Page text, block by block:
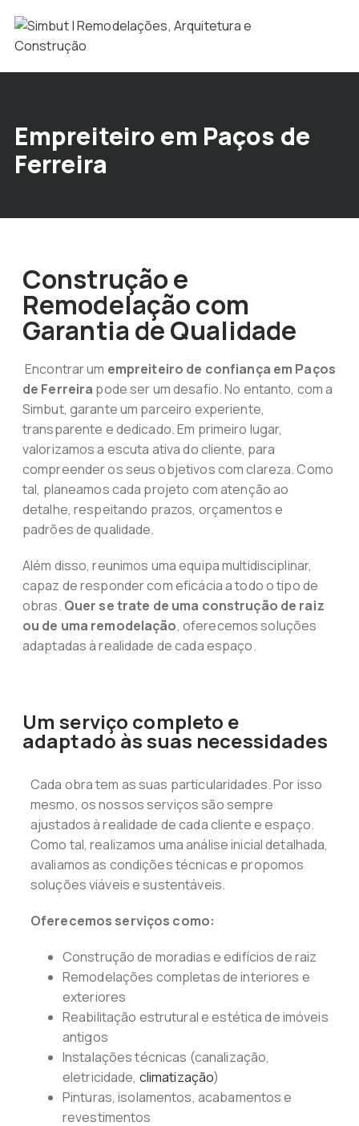
Empreiteiro em Paços de
Ferreira
Construção e
Remodelação com
Garantia de Qualidade
Encontrar um empreiteiro de confiança em Paços
de Ferreira pode ser um desafio. No entanto, com a
Simbut, garante um parceiro experiente,
transparente e dedicado. Em primeiro lugar,
valorizamos a escuta ativa do cliente, para
compreender os seus objetivos com clareza. Como
tal, planeamos cada projeto com atenção ao
detalhe, respeitando prazos, orçamentos e
padrões de qualidade.
Além disso, reunimos uma equipa multidisciplinar,
capaz de responder com eficácia a todo o tipo de
obras. Quer se trate de uma construção de raiz
ou de uma remodelação, oferecemos soluções
adaptadas à realidade de cada espaço.
Um serviço completo e
adaptado às suas necessidades
Cada obra tem as suas particularidades. Por isso
mesmo, os nossos serviços são sempre
ajustados à realidade de cada cliente e espaço.
Como tal, realizamos uma análise inicial detalhada,
avaliamos as condições técnicas e propomos
soluções viáveis e sustentáveis.
Oferecemos serviços como:
Construção de moradias e edifícios de raiz
Remodelações completas de interiores e
exteriores
Reabilitação estrutural e estética de imóveis
antigos
Instalações técnicas (canalização,
eletricidade, climatização)
Pinturas, isolamentos, acabamentos e
revestimentos